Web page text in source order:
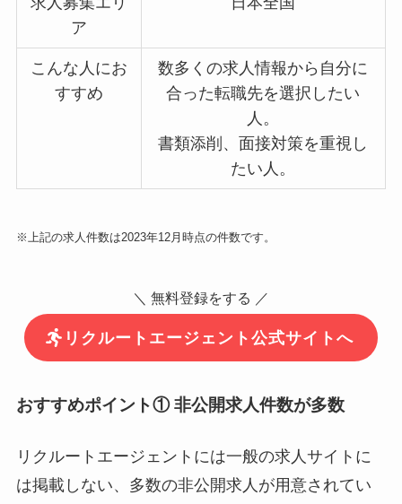
ア
こんな人にお
すすめ
数多くの求人情報から自分に
合った転職先を選択したい
人。
書類添削、面接対策を重視し
たい人。
※上記の求人件数は2023年12月時点の件数です。
＼ 無料登録をする ／
リクルートエージェント公式サイトへ
おすすめポイント① 非公開求人件数が多数
リクルートエージェントには一般の求人サイトに
は掲載しない、多数の非公開求人が用意されてい